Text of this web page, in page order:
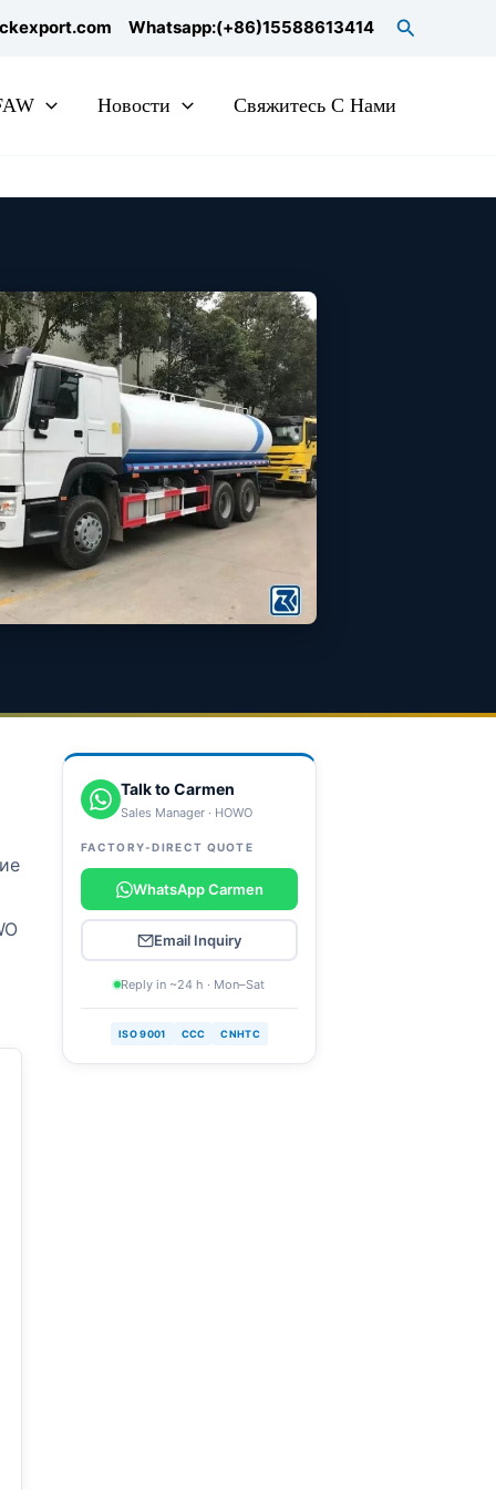
Whatsapp:(+86)15588613414 Search
Новости Свяжитесь С Нами
Talk to Carmen
Sales Manager · HOWO
FACTORY-DIRECT QUOTE
WhatsApp Carmen
Email Inquiry
Reply in ~24 h · Mon–Sat
ISO 9001 CCC CNHTC